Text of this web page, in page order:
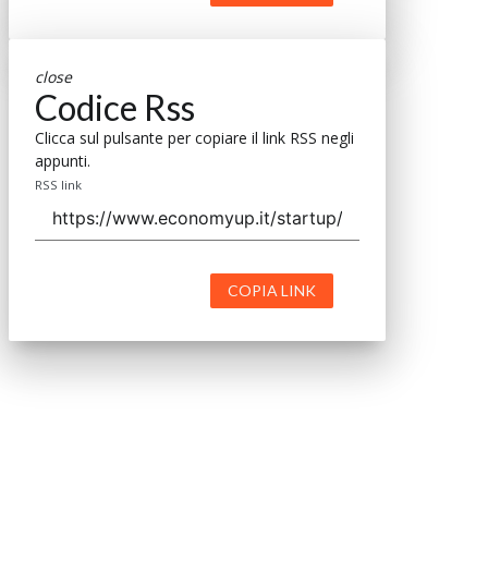
close
Codice Rss
Clicca sul pulsante per copiare il link RSS negli
appunti.
RSS link
COPIA LINK